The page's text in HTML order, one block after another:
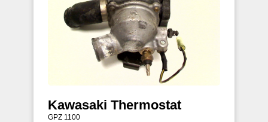
Kawasaki Thermostat
GPZ 1100